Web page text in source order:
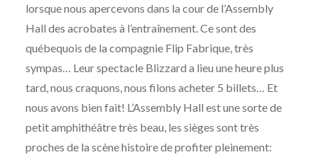
lorsque nous apercevons dans la cour de l’Assembly
Hall des acrobates à l’entraînement. Ce sont des
québequois de la compagnie Flip Fabrique, très
sympas… Leur spectacle Blizzard a lieu une heure plus
tard, nous craquons, nous filons acheter 5 billets… Et
nous avons bien fait! L’Assembly Hall est une sorte de
petit amphithéâtre très beau, les sièges sont très
proches de la scène histoire de profiter pleinement: